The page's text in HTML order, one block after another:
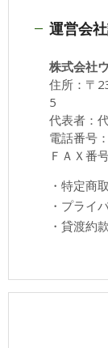
運営会
株式会社
住所：〒
5
代表者：
電話番号
ＦＡＸ番
・ 特定商
・ プライ
・ 貸渡約款